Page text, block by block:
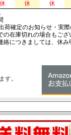
休 休 休
荷確定のお知らせ・実
在庫切れの場合もござ
につきましては、休み
す。